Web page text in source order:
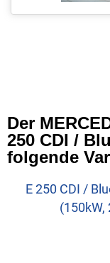
Der
250 CDI /
folgende
E 250 CDI /
(150kW,